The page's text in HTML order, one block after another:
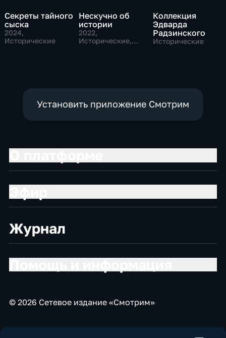
Секреты тайного
сыска
2024,
Исторические
Нескучно об
истории
2022,
Исторические,
Коллекция
Эдварда
Радзинского
Исторические
Установить приложение Смотрим
Журнал
© 2026 Сетевое издание «Смотрим»